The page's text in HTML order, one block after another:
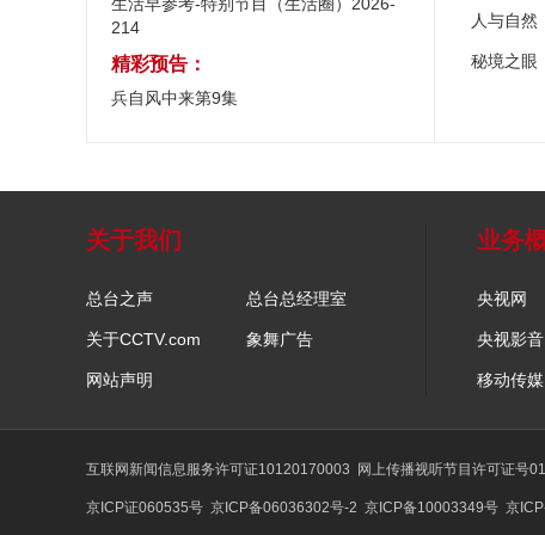
生活早参考-特别节目（生活圈）2026-
214
精彩预告：
兵自风中来第9集
人与自然
秘境之眼
关于我们
总台之声 总台总经理室
关于CCTV.com 象舞广告
网站声明
业务
央视网
央视影音
移动传媒
互联网新闻信息服务许可证10120170003 网上传播视听节目许可证号
京ICP证060535号 京ICP备06036302号-2 京ICP备10003349号 京